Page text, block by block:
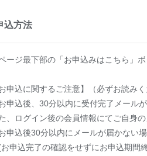
込方法
ージ最下部の「お申込みはこちら」
お申込に関するご注意】（必ずお読みく
お申込後、30分以内に受付完了メール
、ログイン後の会員情報にてご自身
お申込後30分以内にメールが届かない
申込完了の確認をせずにお申込期間